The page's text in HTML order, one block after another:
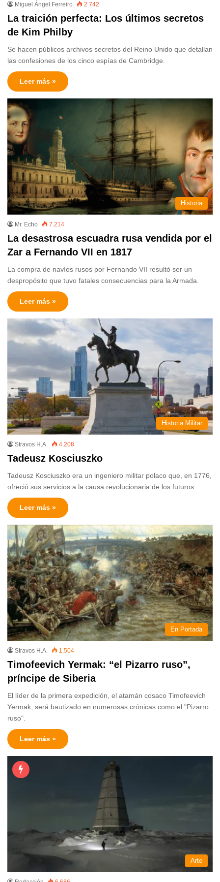
Miguel Ángel Ferreiro 2.742
La traición perfecta: Los últimos secretos
de Kim Philby
Se hacen públicos archivos secretos del Reino Unido que detallan
las confesiones de los cinco espías de Cambridge.
Leer más »
Historia
Mr. Echo 7.214
La desastrosa escuadra rusa vendida por el
Zar a Fernando VII en 1817
La compra de navíos rusos por Fernando VII resultó ser un
despropósito que tuvo fatales consecuencias para la Armada.
Leer más »
Historia Militar
Stravos H.A. 4.208
Tadeusz Kosciuszko
Tadeusz Kosciuszko era un ingeniero militar polaco que, en 1776,
ofreció sus servicios a la causa revolucionaria de los futuros…
Leer más »
En Portada
Stravos H.A. 1.504
Timofeevich Yermak: “el Pizarro ruso”,
príncipe de Siberia
El líder de la primera expedición, el atamán cosaco Timofeevich
Yermak, será bautizado en numerosas crónicas como el "Pizarro
ruso".
Leer más »
Arte